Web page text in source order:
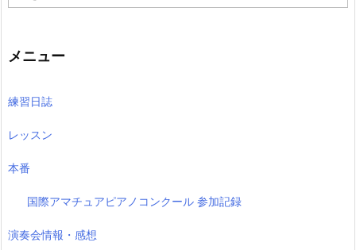
去
事
メニュー
練習日誌
レッスン
本番
国際アマチュアピアノコンクール 参加記録
演奏会情報・感想